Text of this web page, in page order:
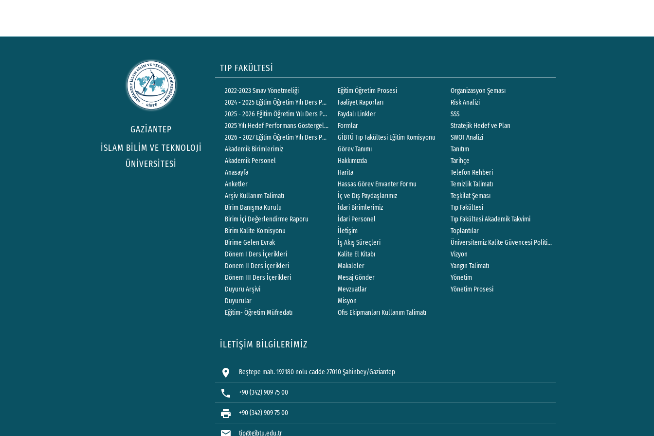
GAZİANTEP
İSLAM BİLİM VE TEKNOLOJİ
ÜNİVERSİTESİ
TIP FAKÜLTESİ
2022-2023 Sınav Yönetmeliği
2024 - 2025 Eğitim Öğretim Yılı Ders Programları
2025 - 2026 Eğitim Öğretim Yılı Ders Programları
2025 Yılı Hedef Performans Göstergeleri
2026 - 2027 Eğitim Öğretim Yılı Ders Programları
Akademik Birimlerimiz
Akademik Personel
Anasayfa
Anketler
Arşiv Kullanım Talimatı
Birim Danışma Kurulu
Birim İçi Değerlendirme Raporu
Birim Kalite Komisyonu
Birime Gelen Evrak
Dönem I Ders İçerikleri
Dönem II Ders İçerikleri
Dönem III Ders İçerikleri
Duyuru Arşivi
Duyurular
Eğitim- Öğretim Müfredatı
Eğitim Öğretim Prosesi
Faaliyet Raporları
Faydalı Linkler
Formlar
GİBTÜ Tıp Fakültesi Eğitim Komisyonu
Görev Tanımı
Hakkımızda
Harita
Hassas Görev Envanter Formu
İç ve Dış Paydaşlarımız
İdari Birimlerimiz
İdari Personel
İletişim
İş Akış Süreçleri
Kalite El Kitabı
Makaleler
Mesaj Gönder
Mevzuatlar
Misyon
Ofis Ekipmanları Kullanım Talimatı
Organizasyon Şeması
Risk Analizi
SSS
Stratejik Hedef ve Plan
SWOT Analizi
Tanıtım
Tarihçe
Telefon Rehberi
Temizlik Talimatı
Teşkilat Şeması
Tıp Fakültesi
Tıp Fakültesi Akademik Takvimi
Toplantılar
Üniversitemiz Kalite Güvencesi Politikası
Vizyon
Yangın Talimatı
Yönetim
Yönetim Prosesi
İLETİŞİM BİLGİLERİMİZ
location_on Beştepe mah. 192180 nolu cadde 27010 Şahinbey/Gaziantep
phone +90 (342) 909 75 00
print +90 (342) 909 75 00
tip@gibtu.edu.tr